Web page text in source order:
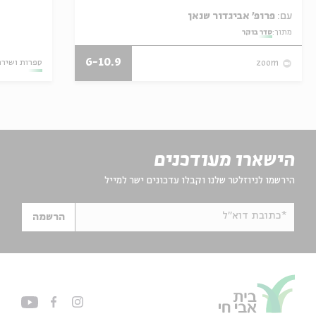
עם:
מתוך:סדר בוקר
zoom
6-10.9 ספרות
הישארו מעודכנים
הירשמו לניוזלטר שלנו וקבלו עדכונים ישר למייל
*כתובת דוא"ל הרשמה